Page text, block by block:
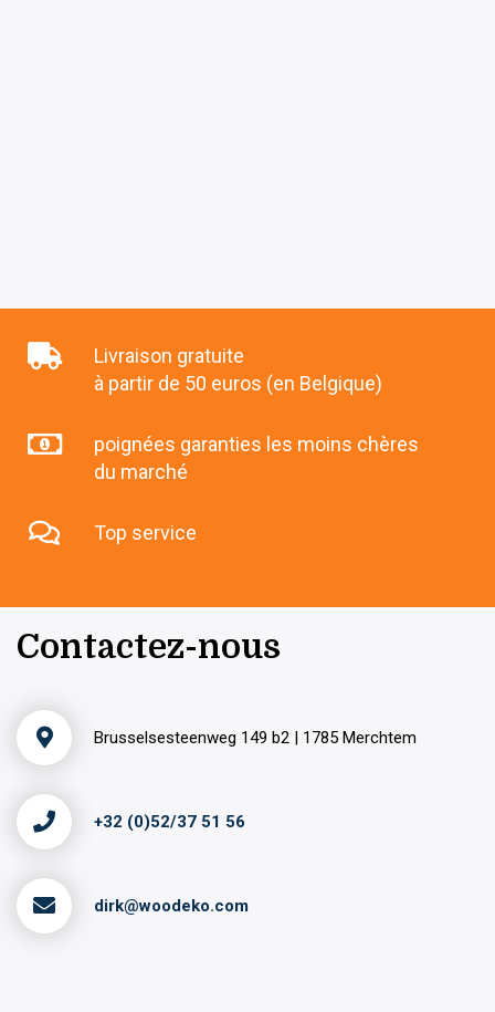
Livraison gratuite
à partir de 50 euros (en Belgique)
poignées garanties les moins chères
du marché
Top service
Contactez-nous
Brusselsesteenweg 149 b2 | 1785 Merchtem
+32 (0)52/37 51 56
dirk@woodeko.com